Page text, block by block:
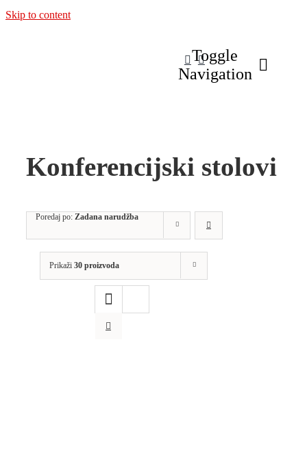
Skip to content
Toggle
Navigation
Konferencijski stolovi
Poredaj po: Zadana narudžba
Prikaži 30 proizvoda